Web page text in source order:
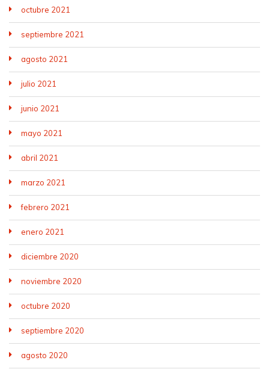
octubre 2021
septiembre 2021
agosto 2021
julio 2021
junio 2021
mayo 2021
abril 2021
marzo 2021
febrero 2021
enero 2021
diciembre 2020
noviembre 2020
octubre 2020
septiembre 2020
agosto 2020